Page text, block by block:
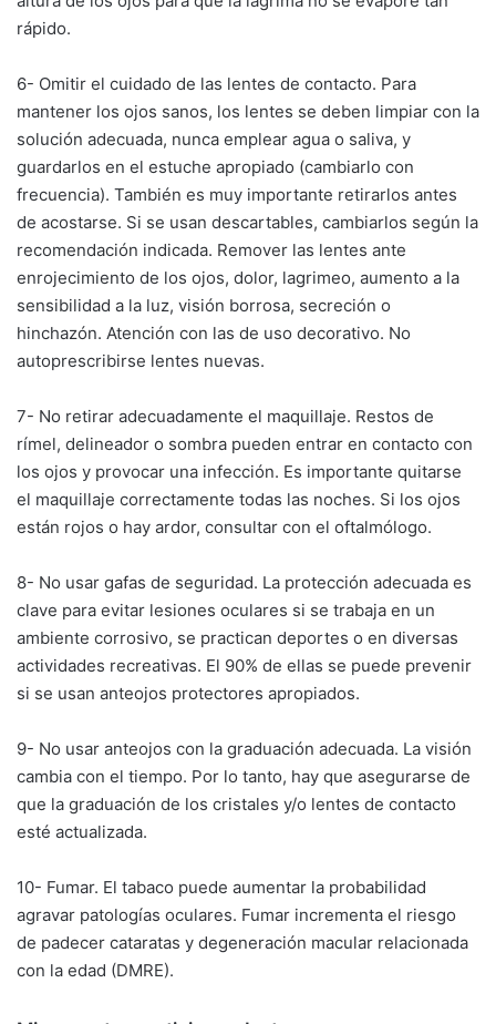
rápido.
6- Omitir el cuidado de las lentes de contacto. Para
mantener los ojos sanos, los lentes se deben limpiar con la
solución adecuada, nunca emplear agua o saliva, y
guardarlos en el estuche apropiado (cambiarlo con
frecuencia). También es muy importante retirarlos antes
de acostarse. Si se usan descartables, cambiarlos según la
recomendación indicada. Remover las lentes ante
enrojecimiento de los ojos, dolor, lagrimeo, aumento a la
sensibilidad a la luz, visión borrosa, secreción o
hinchazón. Atención con las de uso decorativo. No
autoprescribirse lentes nuevas.
7- No retirar adecuadamente el maquillaje. Restos de
rímel, delineador o sombra pueden entrar en contacto con
los ojos y provocar una infección. Es importante quitarse
el maquillaje correctamente todas las noches. Si los ojos
están rojos o hay ardor, consultar con el oftalmólogo.
8- No usar gafas de seguridad. La protección adecuada es
clave para evitar lesiones oculares si se trabaja en un
ambiente corrosivo, se practican deportes o en diversas
actividades recreativas. El 90% de ellas se puede prevenir
si se usan anteojos protectores apropiados.
9- No usar anteojos con la graduación adecuada. La visión
cambia con el tiempo. Por lo tanto, hay que asegurarse de
que la graduación de los cristales y/o lentes de contacto
esté actualizada.
10- Fumar. El tabaco puede aumentar la probabilidad
agravar patologías oculares. Fumar incrementa el riesgo
de padecer cataratas y degeneración macular relacionada
con la edad (DMRE).